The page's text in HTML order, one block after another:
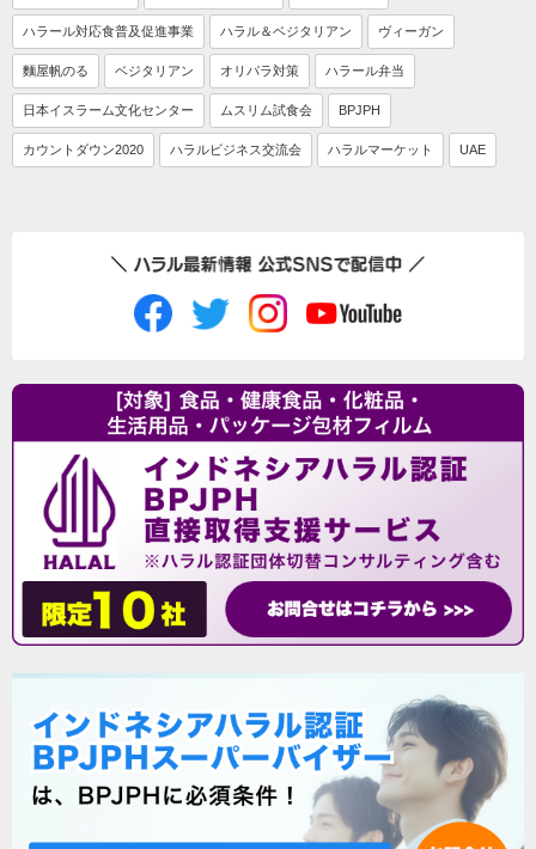
ハラール対応食普及促進事業 ハラル＆ベジタリアン ヴィーガン
麵屋帆のる ベジタリアン オリパラ対策 ハラール弁当
日本イスラーム文化センター ムスリム試食会 BPJPH
カウントダウン2020 ハラルビジネス交流会 ハラルマーケット UAE